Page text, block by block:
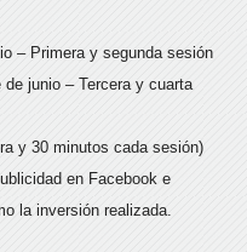
– Primera y segunda sesión
junio – Tercera y cuarta
y 30 minutos cada sesión)
en Facebook e
la inversión realizada.